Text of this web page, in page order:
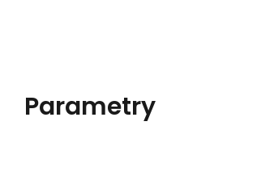
Parametry